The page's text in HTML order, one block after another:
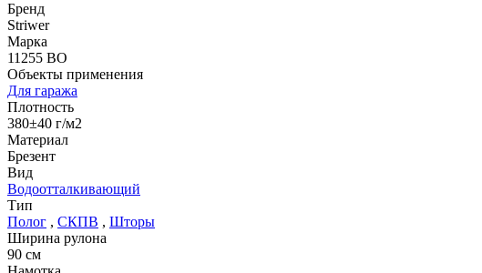
Бренд
Striwer
Марка
11255 ВО
Объекты применения
Для гаража
Плотность
380±40 г/м2
Материал
Брезент
Вид
Водоотталкивающий
Тип
Полог , СКПВ , Шторы
Ширина рулона
90 см